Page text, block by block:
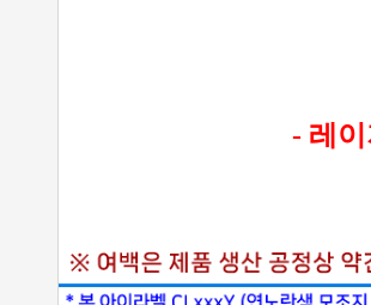
- 레